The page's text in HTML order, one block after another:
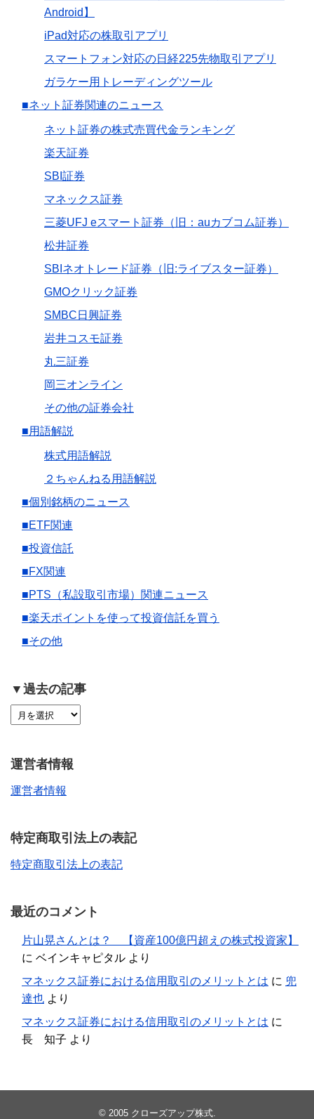
Android】
iPad対応の株取引アプリ
スマートフォン対応の日経225先物取引アプリ
ガラケー用トレーディングツール
■ネット証券関連のニュース
ネット証券の株式売買代金ランキング
楽天証券
SBI証券
マネックス証券
三菱UFJ eスマート証券（旧：auカブコム証券）
松井証券
SBIネオトレード証券（旧:ライブスター証券）
GMOクリック証券
SMBC日興証券
岩井コスモ証券
丸三証券
岡三オンライン
その他の証券会社
■用語解説
株式用語解説
２ちゃんねる用語解説
■個別銘柄のニュース
■ETF関連
■投資信託
■FX関連
■PTS（私設取引市場）関連ニュース
■楽天ポイントを使って投資信託を買う
■その他
▼過去の記事
運営者情報
運営者情報
特定商取引法上の表記
特定商取引法上の表記
最近のコメント
片山晃さんとは？ 【資産100億円超えの株式投資家】
に ベインキャピタル より
マネックス証券における信用取引のメリットとは に 兜
達也 より
マネックス証券における信用取引のメリットとは に
長 知子 より
© 2005 クローズアップ株式.